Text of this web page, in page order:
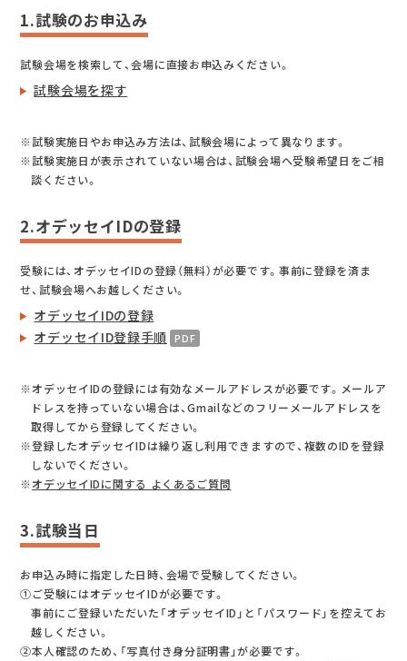
1.試験のお申込み
試験会場を検索して、会場に直接お申込みください。
試験会場を探す
※試験実施日やお申込み方法は、試験会場によって異なります。
※試験実施日が表示されていない場合は、試験会場へ受験希望日をご相
談ください。
2.オデッセイIDの登録
受験には、オデッセイIDの登録（無料）が必要です。事前に登録を済ま
せ、試験会場へお越しください。
オデッセイIDの登録
オデッセイID登録手順
※オデッセイIDの登録には有効なメールアドレスが必要です。メールア
ドレスを持っていない場合は、Gmailなどのフリーメールアドレスを
取得してから登録してください。
※登録したオデッセイIDは繰り返し利用できますので、複数のIDを登録
しないでください。
※オデッセイIDに関する よくあるご質問
3.試験当日
お申込み時に指定した日時、会場で受験してください。
①ご受験にはオデッセイIDが必要です。
事前にご登録いただいた「オデッセイID」と「パスワード」を控えてお
越しください。
②本人確認のため、「写真付き身分証明書」が必要です。